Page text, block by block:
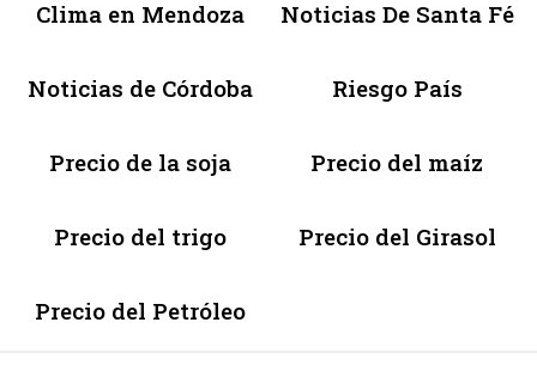
Clima en Mendoza Noticias De Santa Fé
Noticias de Córdoba Riesgo País
Precio de la soja Precio del maíz
Precio del trigo Precio del Girasol
Precio del Petróleo